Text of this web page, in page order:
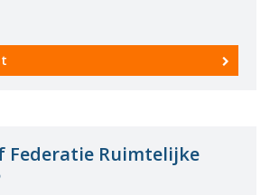
Federatie Ruimtelijke